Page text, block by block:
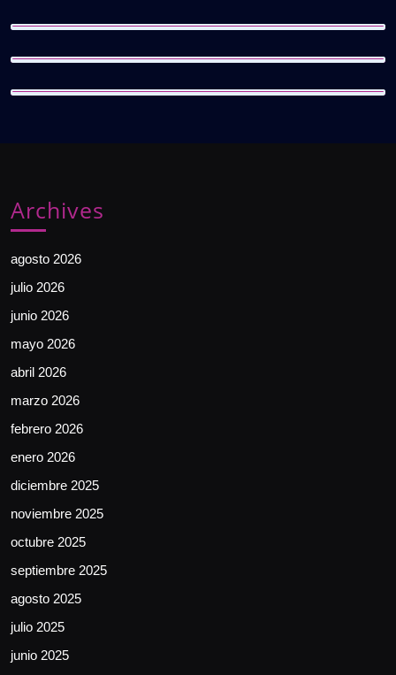
Archives
agosto 2026
julio 2026
junio 2026
mayo 2026
abril 2026
marzo 2026
febrero 2026
enero 2026
diciembre 2025
noviembre 2025
octubre 2025
septiembre 2025
agosto 2025
julio 2025
junio 2025